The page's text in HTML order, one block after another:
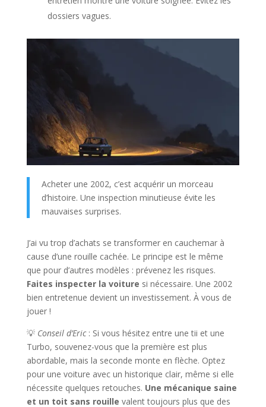
dossiers vagues.
Acheter une 2002, c’est acquérir un morceau
d’histoire. Une inspection minutieuse évite les
mauvaises surprises.
J’ai vu trop d’achats se transformer en cauchemar à
cause d’une rouille cachée. Le principe est le même
que pour d’autres modèles : prévenez les risques.
Faites inspecter la voiture si nécessaire. Une 2002
bien entretenue devient un investissement. À vous de
jouer !
💡 Conseil d’Eric: Si vous hésitez entre une tii et une
Turbo, souvenez-vous que la première est plus
abordable, mais la seconde monte en flèche. Optez
pour une voiture avec un historique clair, même si elle
nécessite quelques retouches. Une mécanique saine
et un toit sans rouille valent toujours plus que des